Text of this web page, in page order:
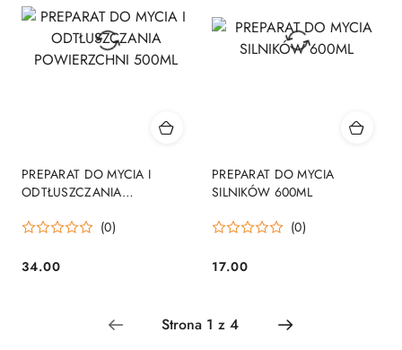
PREPARAT DO MYCIA I
ODTŁUSZCZANIA
(0)
Cena:
34.00
PREPARAT DO MYCIA
SILNIKÓW 600ML
(0)
Cena:
17.00